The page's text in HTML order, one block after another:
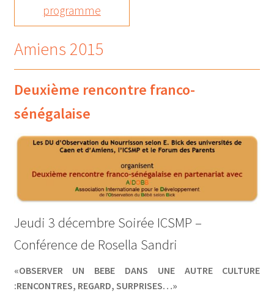
programme
Amiens 2015
Deuxième rencontre franco-
sénégalaise
Jeudi 3 décembre Soirée ICSMP –
Conférence de Rosella Sandri
«OBSERVER UN BEBE DANS UNE AUTRE CULTURE
:RENCONTRES, REGARD, SURPRISES…»